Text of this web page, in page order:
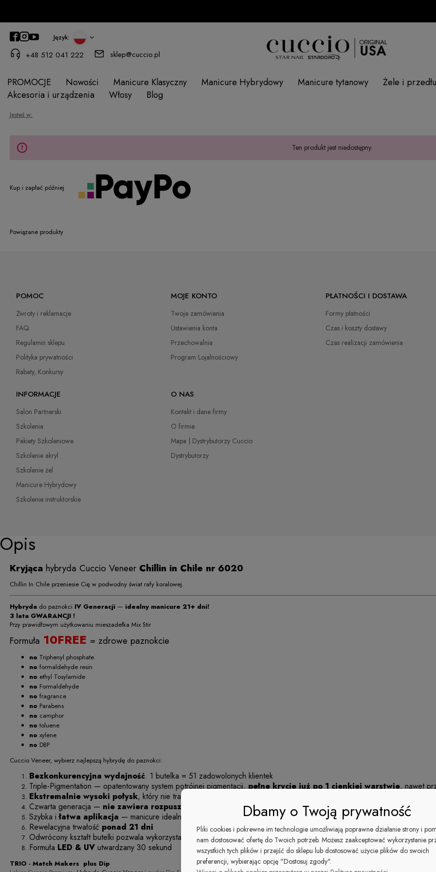
Język:
+48 512 041 222 sklep@cuccio.pl
PROMOCJE Nowości Manicure Klasyczny Manicure Hybrydowy Manicure tytanowy
Żele i
Akcesoria i urządzenia
Włosy Blog
Jesteś w:
Ten produkt jest niedostępny.
Kup i zapłać później
Powiązane produkty
POMOC
Zwroty i reklamacje
FAQ
Regulamin sklepu
Polityka prywatności
Rabaty, Konkursy
MOJE KONTO
Twoje zamówienia
Ustawienia konta
Przechowalnia
Program Lojalnościowy
PŁATNOŚCI I DOSTAWA
Formy płatności
Czas i koszty dostawy
Czas realizacji zamówienia
INFORMACJE
Salon Partnerski
Szkolenia
Pakiety Szkoleniowe
Szkolenie akryl
Szkolenie żel
Manicure Hybrydowy
Szkolenie instruktorskie
O NAS
Kontakt i dane firmy
O firmie
Mapa | Dystrybutorzy Cuccio
Dystrybutorzy
Opis
Kryjąca hybryda Cuccio Veneer Chillin in Chile nr 6020
Chillin In Chile przeniesie Cię w podwodny świat rafy koralowej.
Hybryda do paznokci IV Generacji — idealny manicure 21+ dni!
3 lata GWARANCJI !
Przy prawidłowym użytkowaniu mieszadełka Mix Stir
Formuła 10FREE = zdrowe paznokcie
no Triphenyl phosphate
no formaldehyde resin
no ethyl Tosylamide
no Formaldehyde
no fragrance
no Parabens
no camphor
no toluene
no xylene
no DBP
Cuccio Veneer, wybierz najlepszą hybrydę do paznokci:
Bezkonkurencyjna wydajność. 1 butelka = 51 zadowolonych klientek
Triple-Pigmentation — opatentowany system potrójnej pigmentacji,pełne krycie już po 1 cienkiej warstwie, nawet
Ekstremalnie wysoki połysk, który nie traci swojej intensywności nawet po kilku tygodniach aktywnego używania dłoni
Czwarta generacja — nie zawiera rozpuszczalników . Nie paruje. Nie zastyga w butelce — optymalna gęstość
Szybka i łatwa aplikacja — manicure idealny
Rewelacyjna trwałość ponad 21 dni
Odwrócony kształt butelki pozwala wykorzystać Cuccio Veneer do samego końca —zero strat
Formuła LED & UV utwardzany 30 sekund
TRIO - Match Makers plus Dip
Dbamy o Twoją prywatność
Pliki cookies i pokrewne im technologie umożliwiają poprawne działanie strony i
nam dostosować ofertę do Twoich potrzeb. Możesz zaakceptować wykorzystanie
wszystkich tych plików i przejść do sklepu lub dostosować użycie plików do swoich
preferencji, wybierając opcję "Dostosuj zgody".